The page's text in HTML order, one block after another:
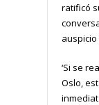
ratificó
‘Si se
Oslo,